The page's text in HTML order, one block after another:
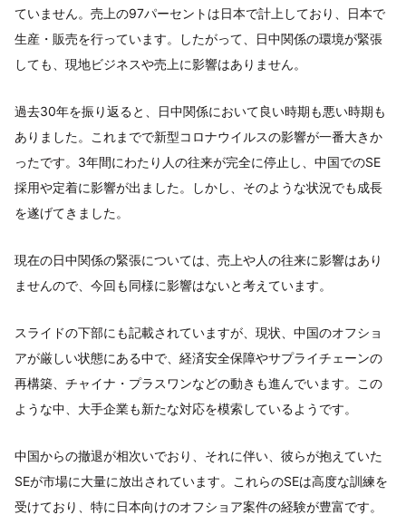
ていません。売上の97パーセントは日本で計上しており、日本で
生産・販売を行っています。したがって、日中関係の環境が緊張
しても、現地ビジネスや売上に影響はありません。
過去30年を振り返ると、日中関係において良い時期も悪い時期も
ありました。これまでで新型コロナウイルスの影響が一番大きか
ったです。3年間にわたり人の往来が完全に停止し、中国でのSE
採用や定着に影響が出ました。しかし、そのような状況でも成長
を遂げてきました。
現在の日中関係の緊張については、売上や人の往来に影響はあり
ませんので、今回も同様に影響はないと考えています。
スライドの下部にも記載されていますが、現状、中国のオフショ
アが厳しい状態にある中で、経済安全保障やサプライチェーンの
再構築、チャイナ・プラスワンなどの動きも進んでいます。この
ような中、大手企業も新たな対応を模索しているようです。
中国からの撤退が相次いでおり、それに伴い、彼らが抱えていた
SEが市場に大量に放出されています。これらのSEは高度な訓練を
受けており、特に日本向けのオフショア案件の経験が豊富です。